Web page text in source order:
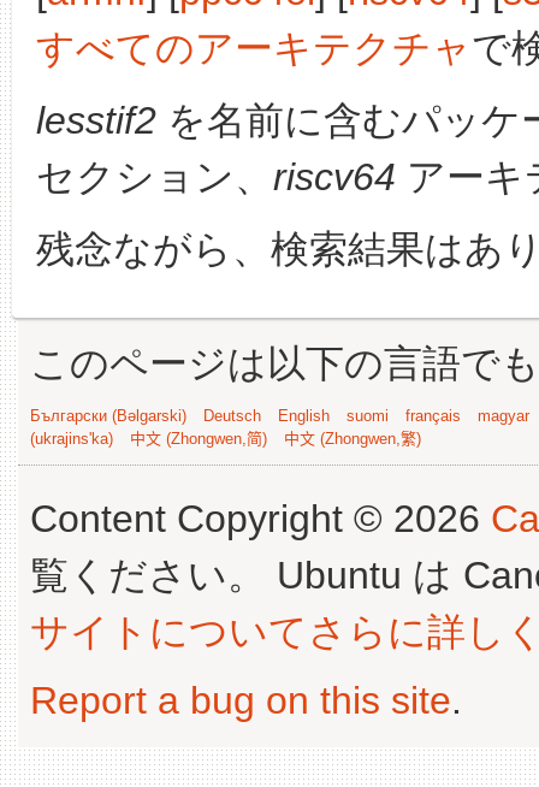
すべてのアーキテクチャで
lesstif2 を名前に含むパッケ
セクション、 riscv64 アーキ
残念ながら、検索結果はあ
このページは以下の言語で
Български (Bəlgarski) Deutsch English suomi français
magyar
(ukrajins'ka)
中文 (Zhongwen,简) 中文 (Zhongwen,繁)
Content Copyright © 2026
覧ください。 Ubuntu は
サイトについてさらに詳し
Report a bug on this site.